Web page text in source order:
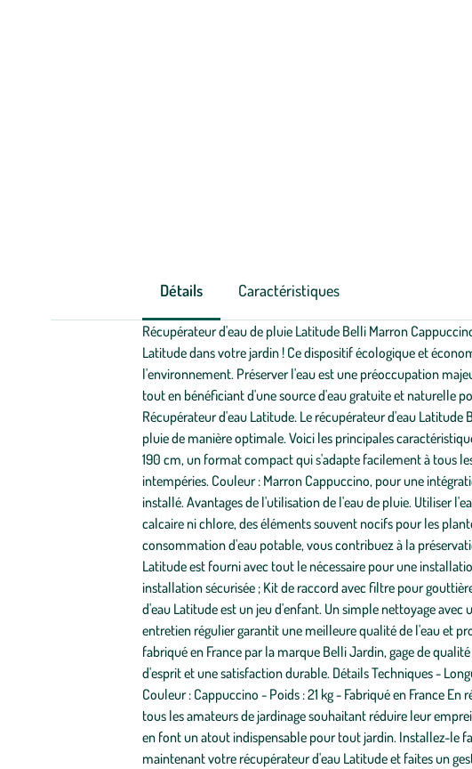
Détails Caractéristiques
Récupérateur d'eau de pluie Latitude Belli Marron
Latitude dans votre jardin ! Ce dispositif écologique et
l'environnement. Préserver l'eau est une préoccupation
tout en bénéficiant d'une source d'eau gratuite et naturelle
Récupérateur d'eau Latitude. Le récupérateur d'eau
pluie de manière optimale. Voici les principales
190 cm, un format compact qui s'adapte facilement à tous
intempéries. Couleur : Marron Cappuccino, pour une
installé. Avantages de l'utilisation de l'eau de pluie. Utiliser
calcaire ni chlore, des éléments souvent nocifs pour les
consommation d'eau potable, vous contribuez à la
Latitude est fourni avec tout le nécessaire pour une
installation sécurisée ; Kit de raccord avec filtre pour
d'eau Latitude est un jeu d'enfant. Un simple nettoyage
entretien régulier garantit une meilleure qualité de l'eau et
fabriqué en France par la marque Belli Jardin, gage de
d'esprit et une satisfaction durable. Détails Techniques -
Couleur : Cappuccino - Poids : 21 kg - Fabriqué en France
tous les amateurs de jardinage souhaitant réduire leur
en font un atout indispensable pour tout jardin. Installez-le
maintenant votre récupérateur d'eau Latitude et faites un